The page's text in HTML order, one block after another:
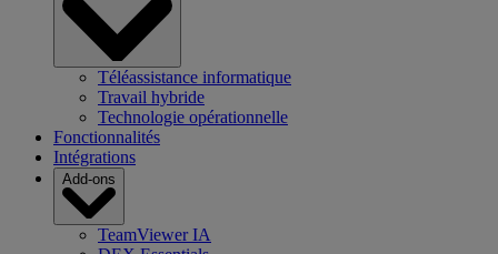
Téléassistance informatique
Travail hybride
Technologie opérationnelle
Fonctionnalités
Intégrations
Add-ons
TeamViewer IA